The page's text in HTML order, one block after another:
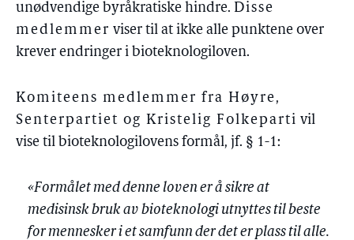
unødvendige byråkratiske hindre. Disse
medlemmer viser til at ikke alle punktene over
krever endringer i bioteknologiloven.
Komiteens medlemmer fra Høyre,
Senterpartiet og Kristelig Folkeparti vil
vise til bioteknologilovens formål, jf. § 1-1:
«Formålet med denne loven er å sikre at
medisinsk bruk av bioteknologi utnyttes til beste
for mennesker i et samfunn der det er plass til alle.